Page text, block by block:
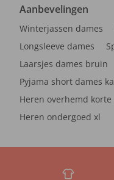
Aanbevelingen
Winterjassen dames
Longsleeve dames
Laarsjes dames bruin
Pyjama short dames
Heren overhemd korte
Heren ondergoed xl